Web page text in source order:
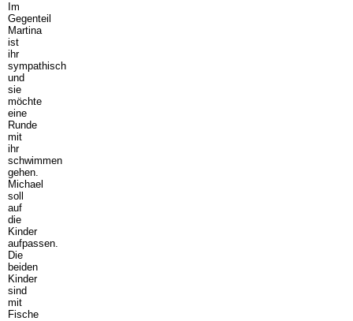
Im
Gegenteil
Martina
ist
ihr
sympathisch
und
sie
möchte
eine
Runde
mit
ihr
schwimmen
gehen.
Michael
soll
auf
die
Kinder
aufpassen.
Die
beiden
Kinder
sind
mit
Fische